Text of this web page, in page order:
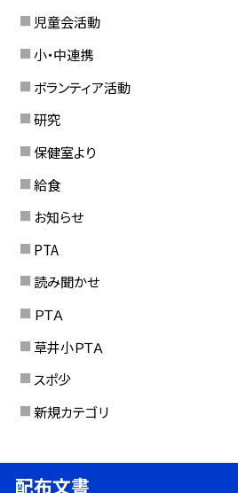
児童会活動
小・中連携
ボランティア活動
研究
保健室より
給食
お知らせ
PTA
読み聞かせ
ＰＴＡ
草井小ＰＴＡ
スポ少
新規カテゴリ
配布文書